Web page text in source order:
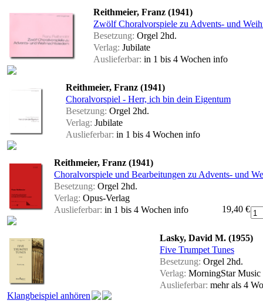
Reithmeier, Franz (1941)
Zwölf Choralvorspiele zu Advents- und
Besetzung: Orgel 2hd.
Verlag: Jubilate
Auslieferbar: in 1 bis 4 Wochen info
Reithmeier, Franz (1941)
Choralvorspiel - Herr, ich bin dein Eigentum
Besetzung: Orgel 2hd.
Verlag: Jubilate
Auslieferbar: in 1 bis 4 Wochen info
Reithmeier, Franz (1941)
Choralvorspiele und Bearbeitungen zu Advents- und
Besetzung: Orgel 2hd.
Verlag: Opus-Verlag
Auslieferbar: in 1 bis 4 Wochen info 19,40 €
Klangbeispiel anhören
Lasky, David M. (1955)
Five Trumpet Tunes
Besetzung: Orgel 2hd.
Verlag: MorningStar Music
Auslieferbar: mehr als 4